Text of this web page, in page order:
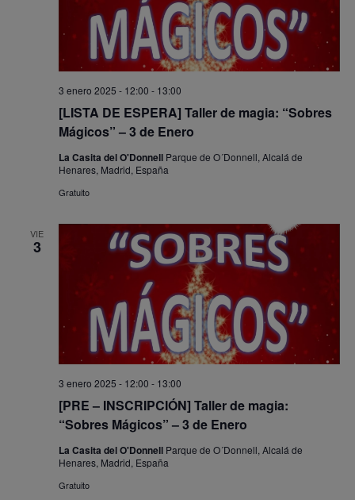
[LISTA DE ESPERA] Taller de magia: “Sobres
Mágicos” – 3 de Enero
3 enero 2025 - 12:00 - 13:00
La Casita del O'Donnell Parque de O´Donnell, Alcalá de
Henares, Madrid, España
Gratuito
VIE
3
[PRE – INSCRIPCIÓN] Taller de magia:
“Sobres Mágicos” – 3 de Enero
3 enero 2025 - 12:00 - 13:00
La Casita del O'Donnell Parque de O´Donnell, Alcalá de
Henares, Madrid, España
Gratuito